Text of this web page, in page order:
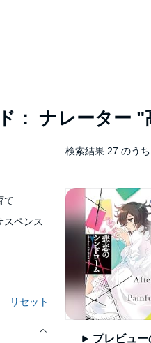
： ナレーター "
て
スペンス
リセット
検索結果 27 のう
プレビュー